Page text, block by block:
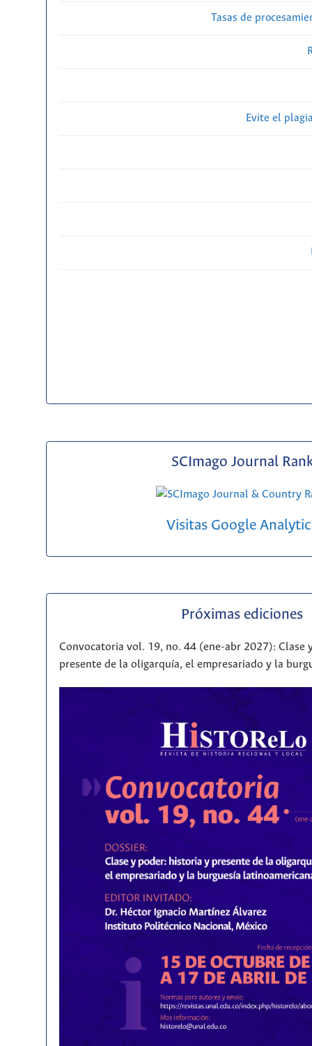
Tasas de
Evite el
SCImago Journal
Visitas Google
Próximas ediciones
Convocatoria vol. 19, no. 44 (ene-abr 2027): Clase
presente de la oligarquía, el empresariado y la